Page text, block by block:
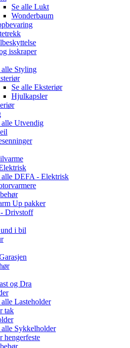
Se alle Lukt
Wonderbaum
isskraper
alle Styling
Se alle Eksteriør
Hjulkapsler
alle Utvendig
alle DEFA - Elektrisk
Up pakker
- Drivstoff
i bil
og Dra
alle Lasteholder
tak
alle Sykkelholder
hengerfeste